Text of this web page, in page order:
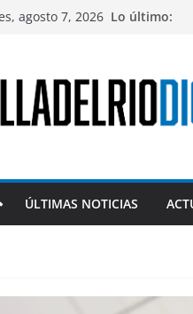
agosto 7, 2026 Lo último:
ÚLTIMAS NOTICIAS